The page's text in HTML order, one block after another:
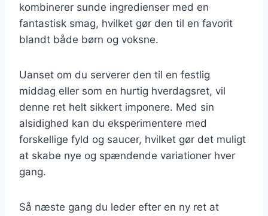
kombinerer sunde ingredienser med en
fantastisk smag, hvilket gør den til en favorit
blandt både børn og voksne.
Uanset om du serverer den til en festlig
middag eller som en hurtig hverdagsret, vil
denne ret helt sikkert imponere. Med sin
alsidighed kan du eksperimentere med
forskellige fyld og saucer, hvilket gør det muligt
at skabe nye og spændende variationer hver
gang.
Så næste gang du leder efter en ny ret at